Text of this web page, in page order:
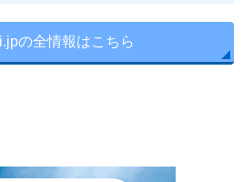
の全情報はこちら